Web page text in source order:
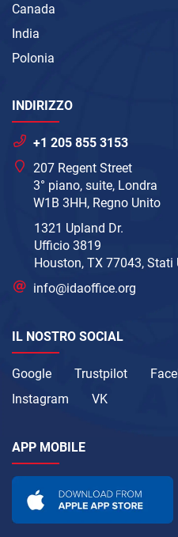
Canada
India
Polonia
INDIRIZZO
+1 205 855 3153
207 Regent Street
3° piano, suite, Londra
W1B 3HH, Regno Unito
1321 Upland Dr.
Ufficio 3819
Houston, TX 77043, Stati
info@idaoffice.org
IL NOSTRO SOCIAL
Google Trustpilot
Instagram
VK
APP MOBILE